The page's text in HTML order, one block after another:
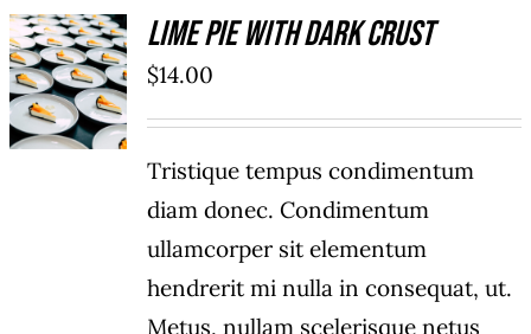
ADD TO
CART
/
DÉTAILS
Lime Pie With Dark Crust
$14.00
Tristique tempus condimentum
diam donec. Condimentum
ullamcorper sit elementum
hendrerit mi nulla in consequat, ut.
Metus, nullam scelerisque netus